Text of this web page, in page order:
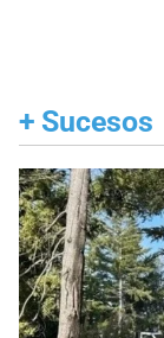
+ Sucesos